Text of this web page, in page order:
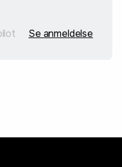
Se anmeldelse